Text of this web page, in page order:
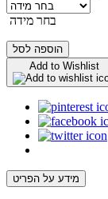
בחר מידה
הוספה לסל
Add to Wishlist
מידע על הפריט